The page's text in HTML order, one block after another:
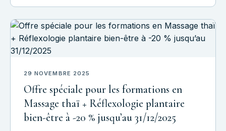
29 NOVEMBRE 2025
Offre spéciale pour les formations en
Massage thaï + Réflexologie plantaire
bien-être à -20 % jusqu’au 31/12/2025